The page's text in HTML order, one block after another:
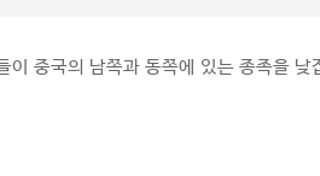
이 중국의 남쪽과 동쪽에 있는 종족을 낮